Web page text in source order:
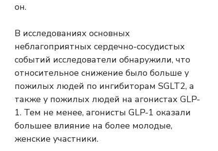
он.
В исследованиях основных
неблагоприятных сердечно-сосудистых
событий исследователи обнаружили, что
относительное снижение было больше у
пожилых людей по ингибиторам SGLT2, а
также у пожилых людей на агонистах GLP-
1. Тем не менее, агонисты GLP-1 оказали
большее влияние на более молодые,
женские участники.